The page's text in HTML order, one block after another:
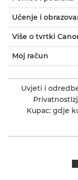
Učenje i
Više o tvrtki
Moj račun
Uvjeti i
Privatnost
Kupac: gdje